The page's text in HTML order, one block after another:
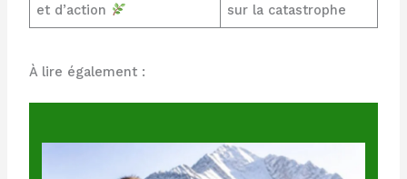
et d’action
sur la catastrophe
À lire également :